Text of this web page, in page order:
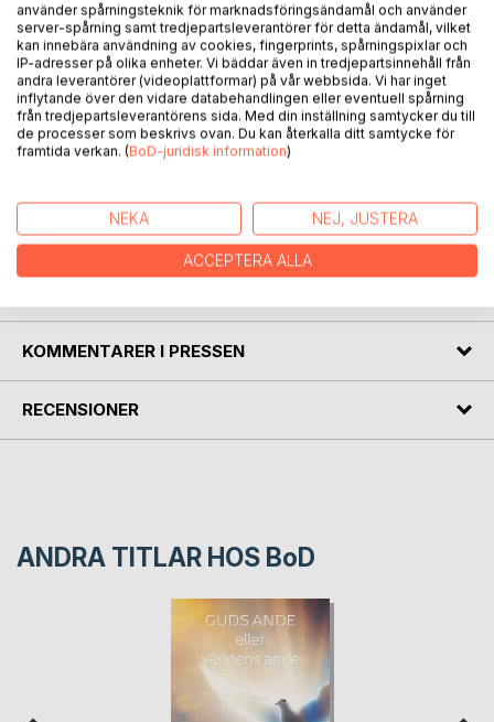
och glädje. Kristen tro är uppbygglig på olika plan och kan
rentav sägas vara ljuvlig, ett ord som författaren tar fasta
på för att lyfta fram det goda budskapet.
Kristendomen är avgörande viktig för samhället, ger
livsmod och en fast grund att bygga på. Den har också
historisk konkretion och relevans, som syftar till personlig
och gemensam bekräftelse.
personliga anknytningen, det ljusa och uppbyggliga. Därav
titeln.
KOMMENTARER I PRESSEN
RECENSIONER
ANDRA TITLAR HOS BoD
använder spårningsteknik för marknadsföringsändamål och använder
server-spårning samt tredjepartsleverantörer för detta ändamål, vilket
kan innebära användning av cookies, fingerprints, spårningspixlar och
IP-adresser på olika enheter. Vi bäddar även in tredjepartsinnehåll från
andra leverantörer (videoplattformar) på vår webbsida. Vi har inget
inflytande över den vidare databehandlingen eller eventuell spårning
från tredjepartsleverantörens sida. Med din inställning samtycker du till
de processer som beskrivs ovan. Du kan återkalla ditt samtycke för
framtida verkan. (BoD-juridisk information)
NEKA NEJ, JUSTERA
ACCEPTERA ALLA